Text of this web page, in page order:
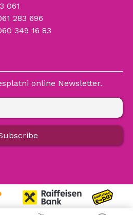
061
283 696
349 16 83
online Newsletter.